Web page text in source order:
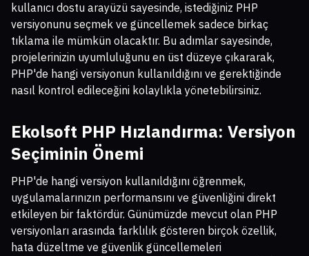
kullanıcı dostu arayüzü sayesinde, istediğiniz PHP
versiyonunu seçmek ve güncellemek sadece birkaç
tıklama ile mümkün olacaktır. Bu adımlar sayesinde,
projelerinizin uyumluluğunu en üst düzeye çıkararak,
PHP'de hangi versiyonun kullanıldığını ve gerektiğinde
nasıl kontrol edileceğini kolaylıkla yönetebilirsiniz.
Ekolsoft PHP Hızlandırma: Versiyon
Seçiminin Önemi
PHP'de hangi versiyon kullanıldığını öğrenmek,
uygulamalarınızın performansını ve güvenliğini direkt
etkileyen bir faktördür. Günümüzde mevcut olan PHP
versiyonları arasında farklılık gösteren birçok özellik,
hata düzeltme ve güvenlik güncellemeleri